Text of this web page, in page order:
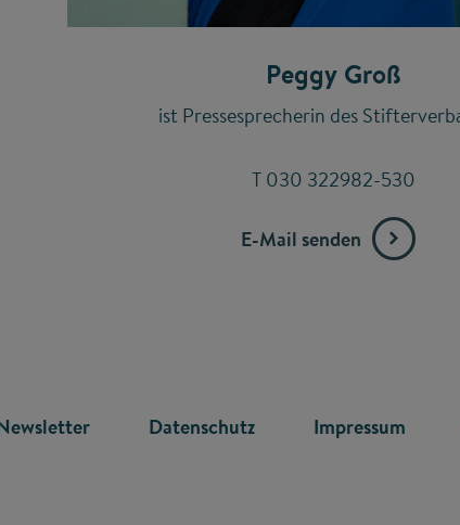
Peggy Groß
ist Pressesprecherin des
T 030 322982-530
E-Mail senden
Datenschutz Impressum